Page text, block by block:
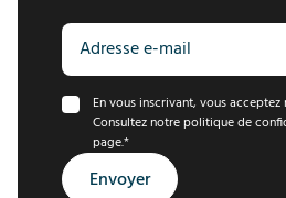
En vous inscrivant, vous
Consultez notre politique de
page.*
Envoyer